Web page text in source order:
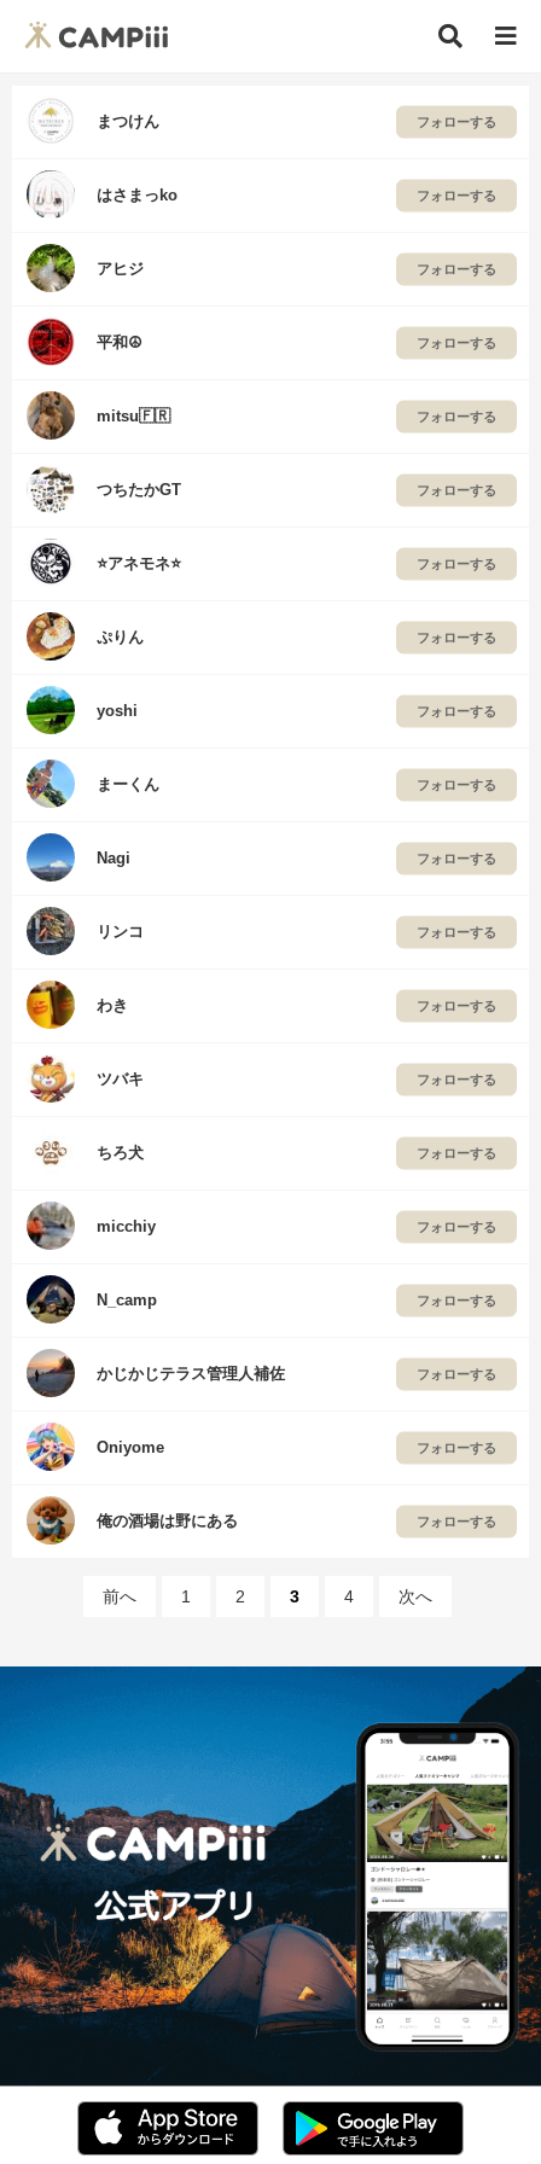
まつけん フォローする
はさまっko フォローする
アヒジ フォローする
平和☮️ フォローする
mitsu🇫🇷 フォローする
つちたかGT フォローする
⭐アネモネ⭐ フォローする
ぷりん フォローする
yoshi フォローする
まーくん フォローする
Nagi フォローする
リンコ フォローする
わき フォローする
ツバキ フォローする
ちろ犬 フォローする
micchiy フォローする
N_camp フォローする
かじかじテラス管理人補佐 フォローする
Oniyome フォローする
俺の酒場は野にある フォローする
前へ 1 2 3 4 次へ